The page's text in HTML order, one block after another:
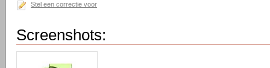
Stel een correctie voor
Screenshots: